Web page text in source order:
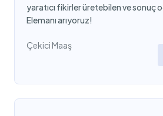
yaratıcı fikirler üretebilen ve sonuç
Elemanı arıyoruz!
Çekici Maaş